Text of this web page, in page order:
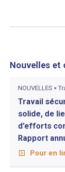
Nouvelles et
NOUVELLES
Travail
solide, de
d’efforts
Rapport
Pour en